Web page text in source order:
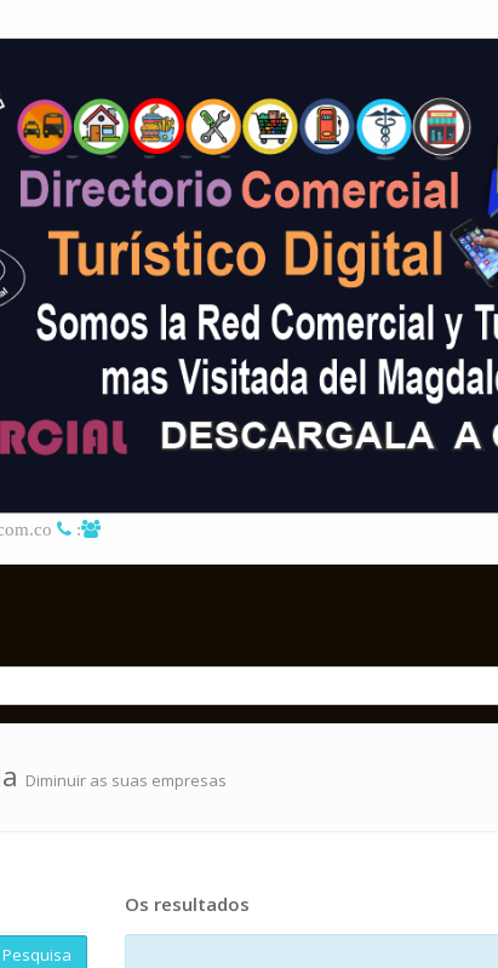
:
Diminuir as suas empresas
Pesquisa
Os resultados